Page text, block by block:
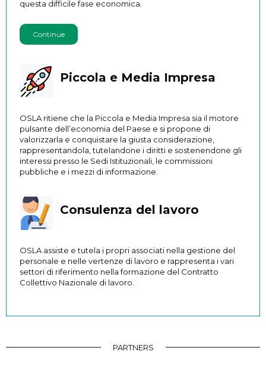
questa difficile fase economica.
Continue
Piccola e Media Impresa
OSLA ritiene che la Piccola e Media Impresa sia il motore
pulsante dell’economia del Paese e si propone di
valorizzarla e conquistare la giusta considerazione,
rappresentandola, tutelandone i diritti e sostenendone gli
interessi presso le Sedi Istituzionali, le commissioni
pubbliche e i mezzi di informazione.
Consulenza del lavoro
OSLA assiste e tutela i propri associati nella gestione del
personale e nelle vertenze di lavoro e rappresenta i vari
settori di riferimento nella formazione del Contratto
Collettivo Nazionale di lavoro.
PARTNERS